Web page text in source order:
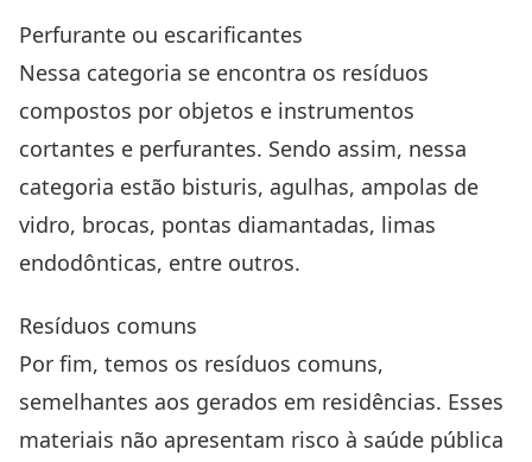
Perfurante ou escarificantes
Nessa categoria se encontra os resíduos
compostos por objetos e instrumentos
cortantes e perfurantes. Sendo assim, nessa
categoria estão bisturis, agulhas, ampolas de
vidro, brocas, pontas diamantadas, limas
endodônticas, entre outros.
Resíduos comuns
Por fim, temos os resíduos comuns,
semelhantes aos gerados em residências. Esses
materiais não apresentam risco à saúde pública